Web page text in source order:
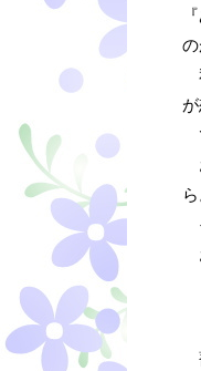
ら